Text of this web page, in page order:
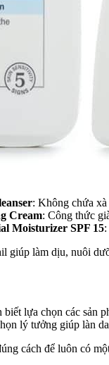
: Không chứa
Cream: Công thức
Moisturizer SPF 15
giúp làm dịu, nuôi
lựa chọn các
lý tưởng giúp làn
cách để luôn có